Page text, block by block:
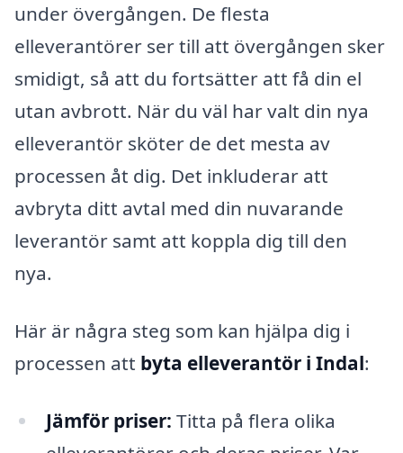
under övergången. De flesta
elleverantörer ser till att övergången sker
smidigt, så att du fortsätter att få din el
utan avbrott. När du väl har valt din nya
elleverantör sköter de det mesta av
processen åt dig. Det inkluderar att
avbryta ditt avtal med din nuvarande
leverantör samt att koppla dig till den
nya.
Här är några steg som kan hjälpa dig i
processen att byta elleverantör i Indal:
Jämför priser: Titta på flera olika